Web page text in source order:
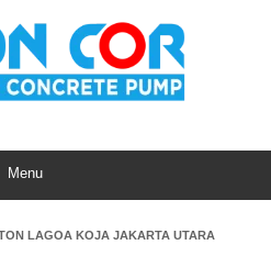
Menu
LAGOA KOJA JAKARTA UTARA